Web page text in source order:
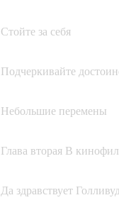
Стойте за себя
Подчеркивайте
Небольшие перемены
Глава вторая В
Да здравствует